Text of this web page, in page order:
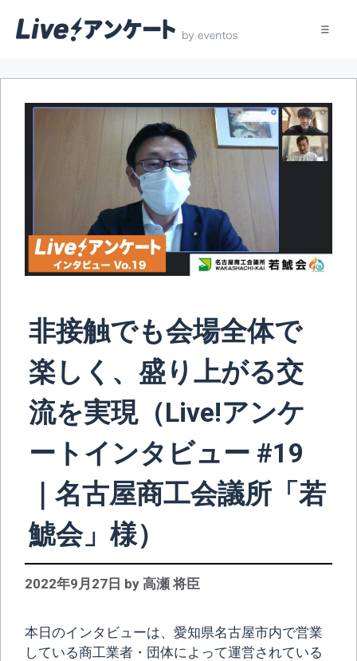
非接触でも会場全体で
楽しく、盛り上がる交
流を実現（Live!アンケ
ートインタビュー #19
｜名古屋商工会議所「若
鯱会」様）
2022年9月27日 by 高瀬 将臣
本日のインタビューは、愛知県名古屋市内で営業
している商工業者・団体によって運営されている